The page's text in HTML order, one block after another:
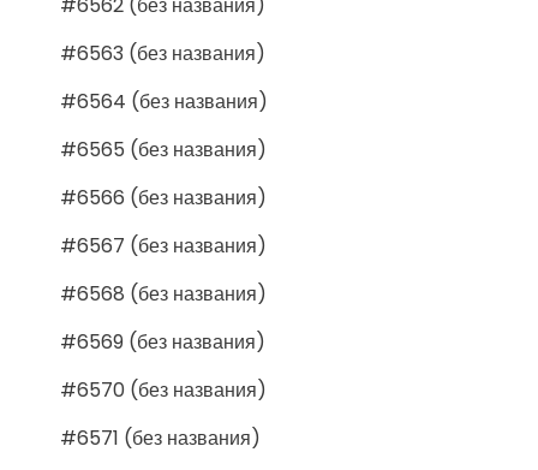
#6563 (без названия)
#6564 (без названия)
#6565 (без названия)
#6566 (без названия)
#6567 (без названия)
#6568 (без названия)
#6569 (без названия)
#6570 (без названия)
#6571 (без названия)